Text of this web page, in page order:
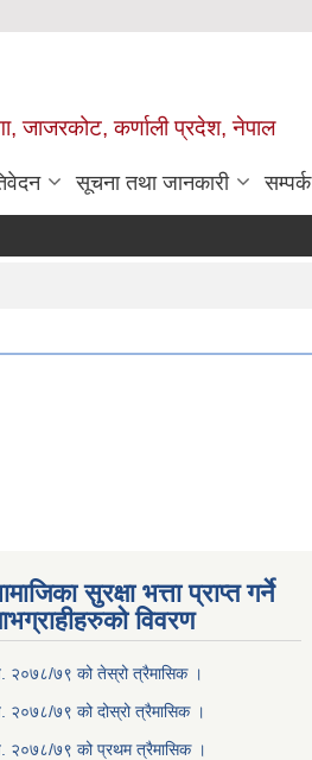
जाजरकोट, कर्णाली प्रदेश, नेपाल
सूचना तथा जानकारी सम्पर्क
सुरक्षा भत्ता प्राप्त गर्ने
विवरण
२०७८/७९ को तेस्रो त्रैमासिक ।
२०७८/७९ को दोस्रो त्रैमासिक ।
२०७८/७९ को प्रथम त्रैमासिक ।